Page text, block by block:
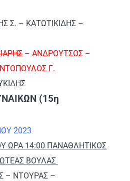
Σ. – ΚΑΤΩΤΙΚΙΔΗΣ –
– ΑΝΔΡΟΥΤΣΟΣ –
Γ.
(15η
2023
ΩΡΑ 14:00 ΠΑΝΑΘΛΗΤΙΚΟΣ
ΒΟΥΛΑΣ
– ΝΤΟΥΡΑΣ –